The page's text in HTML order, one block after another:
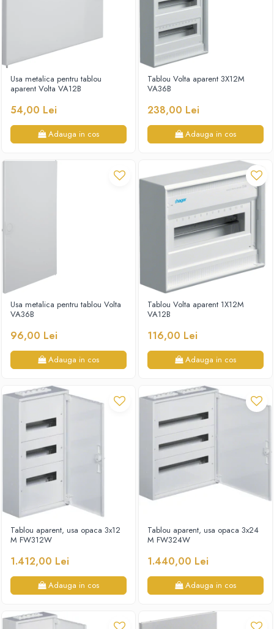
Usa metalica pentru tablou
aparent Volta VA12B
54,00 Lei
Adauga in cos
Tablou Volta aparent 3X12M
VA36B
238,00 Lei
Adauga in cos
Usa metalica pentru tablou Volta
VA36B
96,00 Lei
Adauga in cos
Tablou Volta aparent 1X12M
VA12B
116,00 Lei
Adauga in cos
Tablou aparent, usa opaca 3x12
M FW312W
1.412,00 Lei
Adauga in cos
Tablou aparent, usa opaca 3x24
M FW324W
1.440,00 Lei
Adauga in cos